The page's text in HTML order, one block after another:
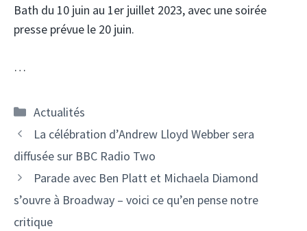
Bath du 10 juin au 1er juillet 2023, avec une soirée
presse prévue le 20 juin.
…
Catégories
Actualités
La célébration d’Andrew Lloyd Webber sera
diffusée sur BBC Radio Two
Parade avec Ben Platt et Michaela Diamond
s’ouvre à Broadway – voici ce qu’en pense notre
critique